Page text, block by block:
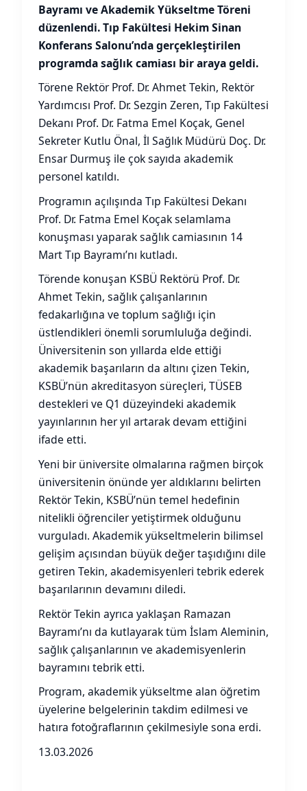
Bayramı ve Akademik Yükseltme Töreni
düzenlendi. Tıp Fakültesi Hekim Sinan
Konferans Salonu’nda gerçekleştirilen
programda sağlık camiası bir araya geldi.
Törene Rektör Prof. Dr. Ahmet Tekin, Rektör
Yardımcısı Prof. Dr. Sezgin Zeren, Tıp Fakültesi
Dekanı Prof. Dr. Fatma Emel Koçak, Genel
Sekreter Kutlu Önal, İl Sağlık Müdürü Doç. Dr.
Ensar Durmuş ile çok sayıda akademik
personel katıldı.
Programın açılışında Tıp Fakültesi Dekanı
Prof. Dr. Fatma Emel Koçak selamlama
konuşması yaparak sağlık camiasının 14
Mart Tıp Bayramı’nı kutladı.
Törende konuşan KSBÜ Rektörü Prof. Dr.
Ahmet Tekin, sağlık çalışanlarının
fedakarlığına ve toplum sağlığı için
üstlendikleri önemli sorumluluğa değindi.
Üniversitenin son yıllarda elde ettiği
akademik başarıların da altını çizen Tekin,
KSBÜ’nün akreditasyon süreçleri, TÜSEB
destekleri ve Q1 düzeyindeki akademik
yayınlarının her yıl artarak devam ettiğini
ifade etti.
Yeni bir üniversite olmalarına rağmen birçok
üniversitenin önünde yer aldıklarını belirten
Rektör Tekin, KSBÜ’nün temel hedefinin
nitelikli öğrenciler yetiştirmek olduğunu
vurguladı. Akademik yükseltmelerin bilimsel
gelişim açısından büyük değer taşıdığını dile
getiren Tekin, akademisyenleri tebrik ederek
başarılarının devamını diledi.
Rektör Tekin ayrıca yaklaşan Ramazan
Bayramı’nı da kutlayarak tüm İslam Aleminin,
sağlık çalışanlarının ve akademisyenlerin
bayramını tebrik etti.
Program, akademik yükseltme alan öğretim
üyelerine belgelerinin takdim edilmesi ve
hatıra fotoğraflarının çekilmesiyle sona erdi.
13.03.2026